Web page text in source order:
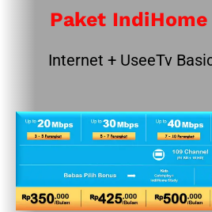
Paket IndiHome
Internet + UseeTv